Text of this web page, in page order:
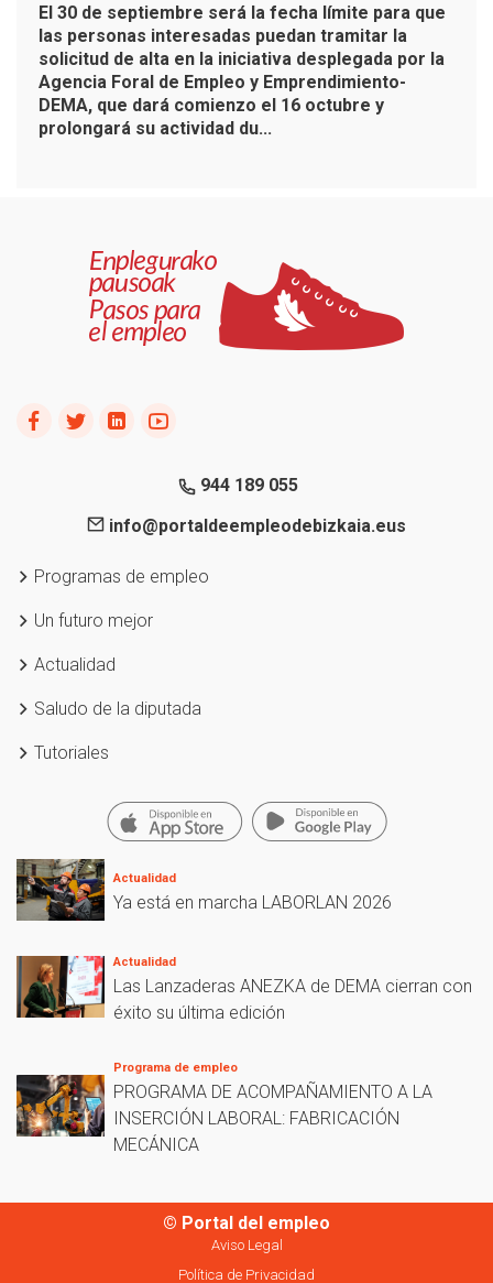
El 30 de septiembre será la fecha límite para que
las personas interesadas puedan tramitar la
solicitud de alta en la iniciativa desplegada por la
Agencia Foral de Empleo y Emprendimiento-
DEMA, que dará comienzo el 16 octubre y
prolongará su actividad du...
944 189 055
info@portaldeempleodebizkaia.eus
Programas de empleo
Un futuro mejor
Actualidad
Saludo de la diputada
Tutoriales
Actualidad
Ya está en marcha LABORLAN 2026
Actualidad
Las Lanzaderas ANEZKA de DEMA cierran con
éxito su última edición
Programa de empleo
PROGRAMA DE ACOMPAÑAMIENTO A LA
INSERCIÓN LABORAL: FABRICACIÓN
MECÁNICA
© Portal del empleo
Aviso Legal
Política de Privacidad